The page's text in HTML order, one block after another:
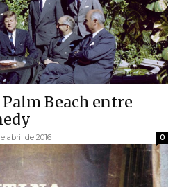
Beach entre
abril de 2016 0